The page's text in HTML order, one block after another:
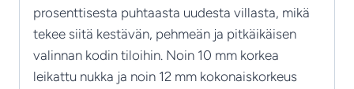
prosenttisesta puhtaasta uudesta villasta, mikä
tekee siitä kestävän, pehmeän ja pitkäikäisen
valinnan kodin tiloihin. Noin 10 mm korkea
leikattu nukka ja noin 12 mm kokonaiskorkeus